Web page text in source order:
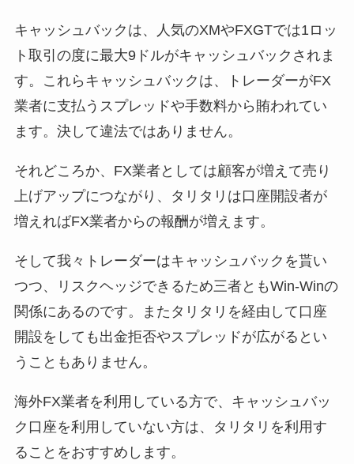
キャッシュバックは、人気のXMやFXGTでは1ロッ
ト取引の度に最大9ドルがキャッシュバックされま
す。これらキャッシュバックは、トレーダーがFX
業者に支払うスプレッドや手数料から賄われてい
ます。決して違法ではありません。
それどころか、FX業者としては顧客が増えて売り
上げアップにつながり、タリタリは口座開設者が
増えればFX業者からの報酬が増えます。
そして我々トレーダーはキャッシュバックを貰い
つつ、リスクヘッジできるため三者ともWin-Winの
関係にあるのです。またタリタリを経由して口座
開設をしても出金拒否やスプレッドが広がるとい
うこともありません。
海外FX業者を利用している方で、キャッシュバッ
ク口座を利用していない方は、タリタリを利用す
ることをおすすめします。